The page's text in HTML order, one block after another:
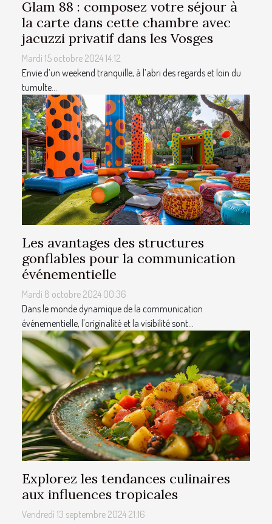
Glam 88 : composez votre séjour à
la carte dans cette chambre avec
jacuzzi privatif dans les Vosges
Mardi 15 octobre 2024 14:12
Envie d’un weekend tranquille, à l’abri des regards et loin du
tumulte...
Les avantages des structures
gonflables pour la communication
événementielle
Mardi 8 octobre 2024 00:36
Dans le monde dynamique de la communication
événementielle, l'originalité et la visibilité sont...
Explorez les tendances culinaires
aux influences tropicales
Vendredi 13 septembre 2024 21:16